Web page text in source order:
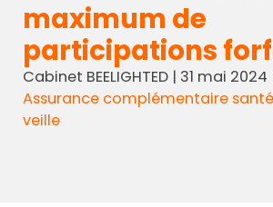
maximum de
participations
Cabinet BEELIGHTED| 31 mai 2024
Assurance complémentaire santé
veille